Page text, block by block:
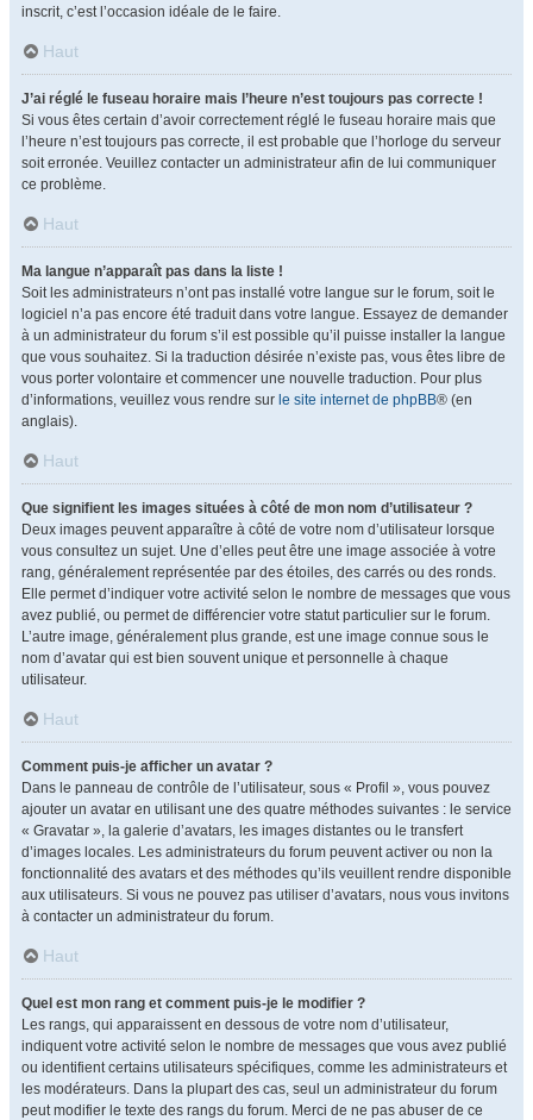
inscrit, c’est l’occasion idéale de le faire.
Haut
J’ai réglé le fuseau horaire mais l’heure n’est toujours pas correcte !
Si vous êtes certain d’avoir correctement réglé le fuseau horaire mais que
l’heure n’est toujours pas correcte, il est probable que l’horloge du serveur
soit erronée. Veuillez contacter un administrateur afin de lui communiquer
ce problème.
Haut
Ma langue n’apparaît pas dans la liste !
Soit les administrateurs n’ont pas installé votre langue sur le forum, soit le
logiciel n’a pas encore été traduit dans votre langue. Essayez de demander
à un administrateur du forum s’il est possible qu’il puisse installer la langue
que vous souhaitez. Si la traduction désirée n’existe pas, vous êtes libre de
vous porter volontaire et commencer une nouvelle traduction. Pour plus
d’informations, veuillez vous rendre sur le site internet de phpBB® (en
anglais).
Haut
Que signifient les images situées à côté de mon nom d’utilisateur ?
Deux images peuvent apparaître à côté de votre nom d’utilisateur lorsque
vous consultez un sujet. Une d’elles peut être une image associée à votre
rang, généralement représentée par des étoiles, des carrés ou des ronds.
Elle permet d’indiquer votre activité selon le nombre de messages que vous
avez publié, ou permet de différencier votre statut particulier sur le forum.
L’autre image, généralement plus grande, est une image connue sous le
nom d’avatar qui est bien souvent unique et personnelle à chaque
utilisateur.
Haut
Comment puis-je afficher un avatar ?
Dans le panneau de contrôle de l’utilisateur, sous « Profil », vous pouvez
ajouter un avatar en utilisant une des quatre méthodes suivantes : le service
« Gravatar », la galerie d’avatars, les images distantes ou le transfert
d’images locales. Les administrateurs du forum peuvent activer ou non la
fonctionnalité des avatars et des méthodes qu’ils veuillent rendre disponible
aux utilisateurs. Si vous ne pouvez pas utiliser d’avatars, nous vous invitons
à contacter un administrateur du forum.
Haut
Quel est mon rang et comment puis-je le modifier ?
Les rangs, qui apparaissent en dessous de votre nom d’utilisateur,
indiquent votre activité selon le nombre de messages que vous avez publié
ou identifient certains utilisateurs spécifiques, comme les administrateurs et
les modérateurs. Dans la plupart des cas, seul un administrateur du forum
peut modifier le texte des rangs du forum. Merci de ne pas abuser de ce